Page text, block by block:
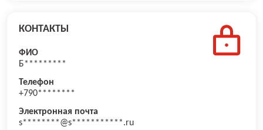
КОНТАКТЫ
ФИО
Б*********
Телефон
+790********
Электронная почта
s********@s***********.ru